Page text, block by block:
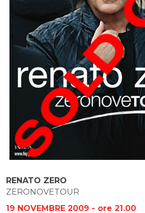
RENATO ZERO
ZERONOVETOUR
19 NOVEMBRE 2009 - ore 21.00